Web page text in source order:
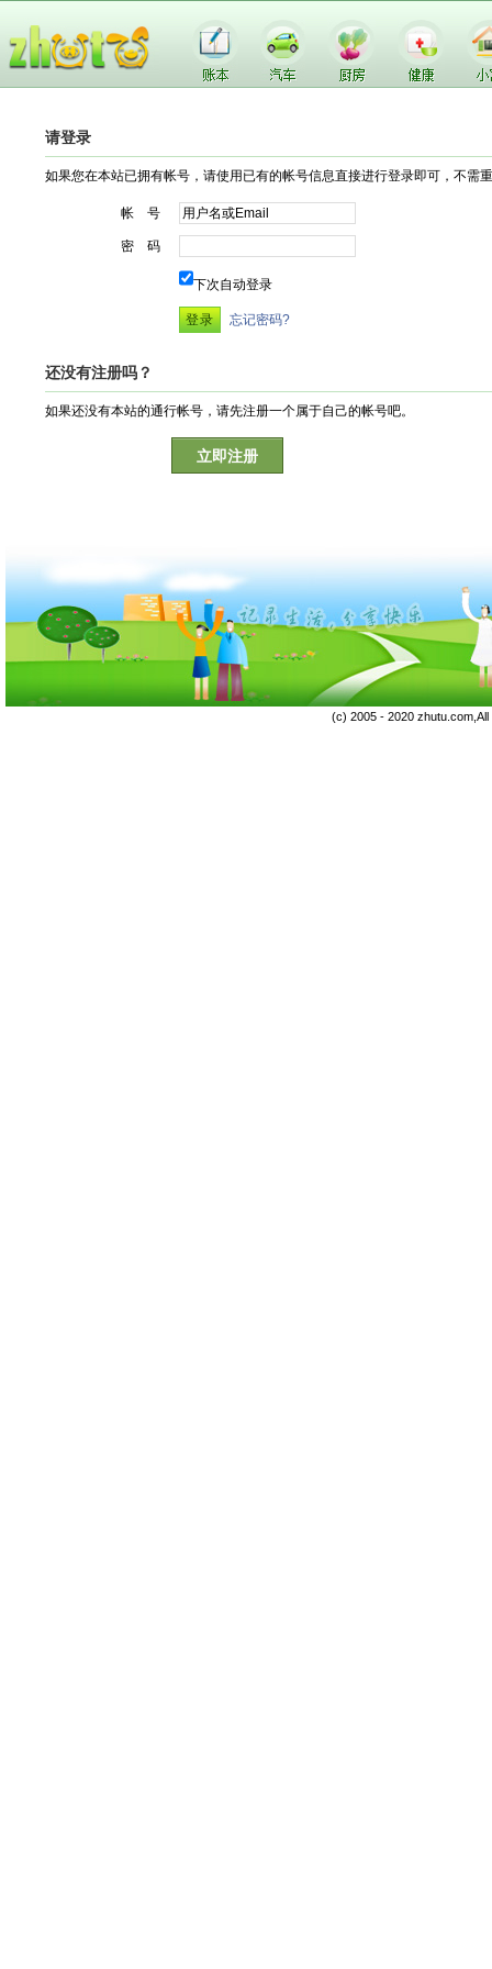
请登录
如果您在本站已拥有帐号，请使用已有的帐号信息直接进行登录即可，不需
帐 号
密 码
下次自动登录
忘记密码?
还没有注册吗？
如果还没有本站的通行帐号，请先注册一个属于自己的帐号吧。
立即注册
(c) 2005 - 2020